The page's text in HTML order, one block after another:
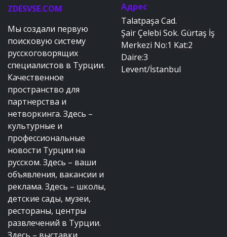
ZDESVSE.COM
Мы создали первую
поисковую систему
русскоговорящих
специалистов в Турции.
Качественное
пространство для
партнерства и
нетворкинга. Здесь –
культурные и
профессиональные
новости Турции на
русском. Здесь – ваши
объявления, вакансии и
реклама. Здесь – школы,
детские сады, музеи,
рестораны, центры
развлечений в Турции.
Адрес
Talatpaşa Cad.
Şair Çelebi Sok. Gürtaş İş
Merkezi No:1 Kat:2
Daire:3
Levent/İstanbul